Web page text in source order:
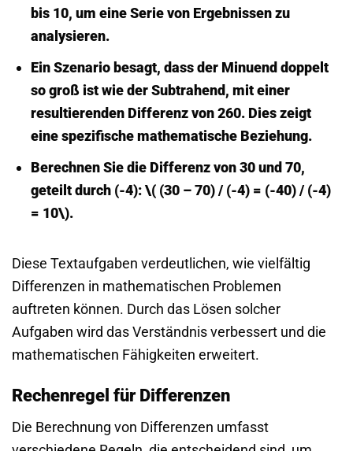
bis 10, um eine Serie von Ergebnissen zu
analysieren.
Ein Szenario besagt, dass der Minuend doppelt
so groß ist wie der Subtrahend, mit einer
resultierenden Differenz von 260. Dies zeigt
eine spezifische mathematische Beziehung.
Berechnen Sie die Differenz von 30 und 70,
geteilt durch (-4): \( (30 – 70) / (-4) = (-40) / (-4)
= 10\).
Diese Textaufgaben verdeutlichen, wie vielfältig
Differenzen in mathematischen Problemen
auftreten können. Durch das Lösen solcher
Aufgaben wird das Verständnis verbessert und die
mathematischen Fähigkeiten erweitert.
Rechenregel für Differenzen
Die Berechnung von Differenzen umfasst